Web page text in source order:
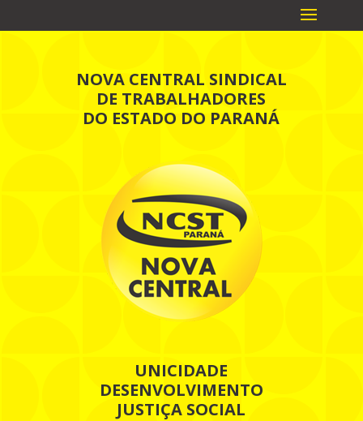
NOVA CENTRAL SINDICAL
DE TRABALHADORES
DO ESTADO DO PARANÁ
UNICIDADE
DESENVOLVIMENTO
JUSTIÇA SOCIAL